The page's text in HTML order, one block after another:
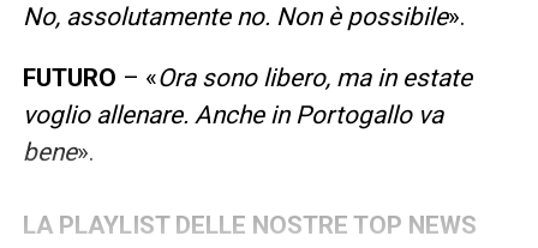
No, assolutamente no. Non è possibile».
FUTURO – «Ora sono libero, ma in estate
voglio allenare. Anche in Portogallo va
bene».
LA PLAYLIST DELLE NOSTRE TOP NEWS